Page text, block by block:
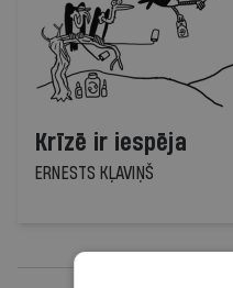
Krīzē ir iespēja
ERNESTS KĻAVIŅŠ